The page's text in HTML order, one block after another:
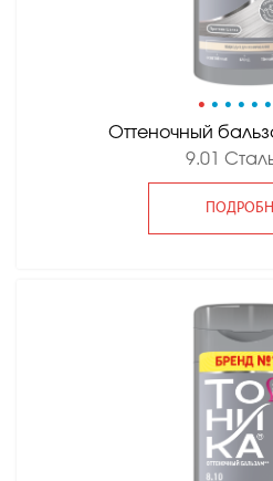
• • • • • •
Оттеночный
9.01